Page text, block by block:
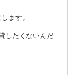
ます。
したくないんだ